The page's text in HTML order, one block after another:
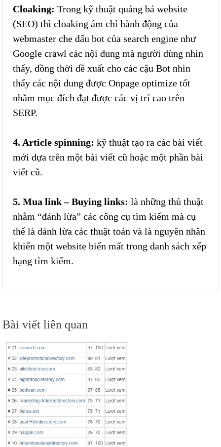
Cloaking: Trong kỹ thuật quảng bá website
(SEO) thì cloaking ám chỉ hành động của
webmaster che dấu bot của search engine như
Google crawl các nội dung mà người dùng nhìn
thấy, đồng thời đề xuất cho các cậu Bot nhìn
thấy các nội dung được Onpage optimize tốt
nhằm mục đích đạt được các vị trí cao trên
SERP.
4. Article spinning: kỹ thuật tạo ra các bài viết
mới dựa trên một bài viết cũ hoặc một phần bài
viết cũ.
5. Mua link – Buying links: là những thủ thuật
nhằm “đánh lừa” các công cụ tìm kiếm mà cụ
thể là đánh lừa các thuật toán và là nguyên nhân
khiến một website biến mất trong danh sách xếp
hạng tìm kiếm.
Bài viết liên quan
Điều
hướng
bài
viết